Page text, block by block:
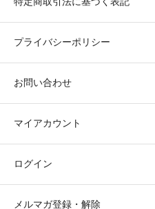
プライバシーポリシー
お問い合わせ
マイアカウント
ログイン
メルマガ登録・解除